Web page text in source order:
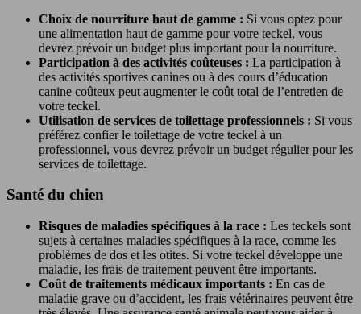
Choix de nourriture haut de gamme : Si vous optez pour
une alimentation haut de gamme pour votre teckel, vous
devrez prévoir un budget plus important pour la nourriture.
Participation à des activités coûteuses : La participation à
des activités sportives canines ou à des cours d’éducation
canine coûteux peut augmenter le coût total de l’entretien de
votre teckel.
Utilisation de services de toilettage professionnels : Si vous
préférez confier le toilettage de votre teckel à un
professionnel, vous devrez prévoir un budget régulier pour les
services de toilettage.
Santé du chien
Risques de maladies spécifiques à la race : Les teckels sont
sujets à certaines maladies spécifiques à la race, comme les
problèmes de dos et les otites. Si votre teckel développe une
maladie, les frais de traitement peuvent être importants.
Coût de traitements médicaux importants : En cas de
maladie grave ou d’accident, les frais vétérinaires peuvent être